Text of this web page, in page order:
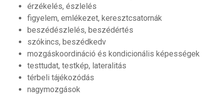
érzékelés, észlelés
figyelem, emlékezet, keresztcsatornák
beszédészlelés, beszédértés
szókincs, beszédkedv
mozgáskoordináció és kondicionális képességek
testtudat, testkép, lateralitás
térbeli tájékozódás
nagymozgások